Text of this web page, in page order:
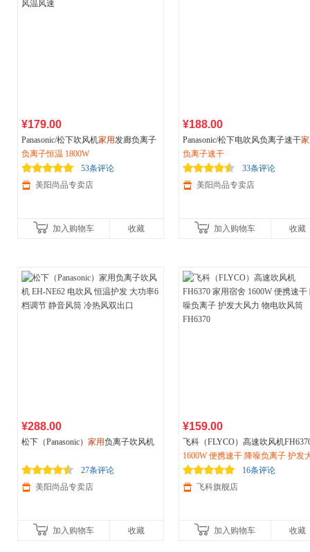
¥179.00
Panasonic/松下吹风机家用发廊负离子
冷热风大功率电吹风 EH-ENE2 多档风
温风速
负离子恒温 1800W
53条评论
美阳尚品专卖店
加入购物车 收藏
¥188.00
Panasonic/松下电吹风负离子速干
小巧便携吹风机 EH-WNE6A
负离子速干
33条评论
美阳尚品专卖店
加入购物车 收藏
¥288.00
松下（Panasonic） 家用负离子吹风机
调节 静音风筒 冷热风双出口
27条评论
美阳尚品专卖店
加入购物车 收藏
¥159.00
飞科（FLYCO）高速吹风机
家用宿舍 1600W 便携速干 降噪负
护发大风力 物电吹风筒FH6370
1600W 便携速干 降噪负离子 护发
力 电吹风筒FH6370樱花粉
16条评论
飞科旗舰店
加入购物车 收藏